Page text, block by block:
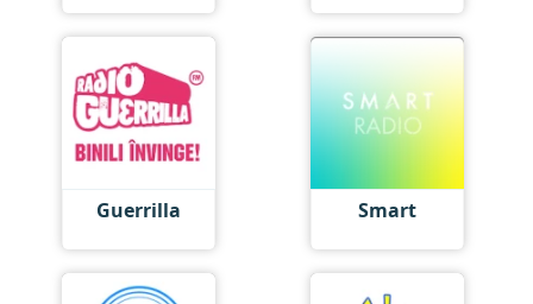
Guerrilla Smart